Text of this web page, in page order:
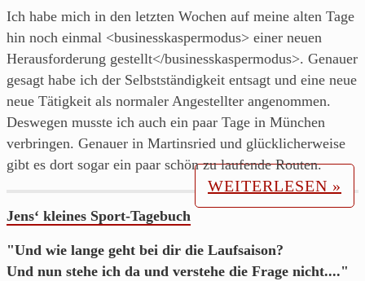
über's
Laufen
von
einem
Läufer
aus
Franken.
Ich habe mich in den letzten Wochen auf meine alten Tage
hin noch einmal <businesskaspermodus> einer neuen
Herausforderung gestellt</businesskaspermodus>. Genauer
gesagt habe ich der Selbstständigkeit entsagt und eine neue
neue Tätigkeit als normaler Angestellter angenommen.
Deswegen musste ich auch ein paar Tage in München
verbringen. Genauer in Martinsried und glücklicherweise
gibt es dort sogar ein paar schön zu laufende Routen.
WEITERLESEN »
Jens‘ kleines Sport-Tagebuch
"Und wie lange geht bei dir die Laufsaison?
Und nun stehe ich da und verstehe die Frage nicht...."